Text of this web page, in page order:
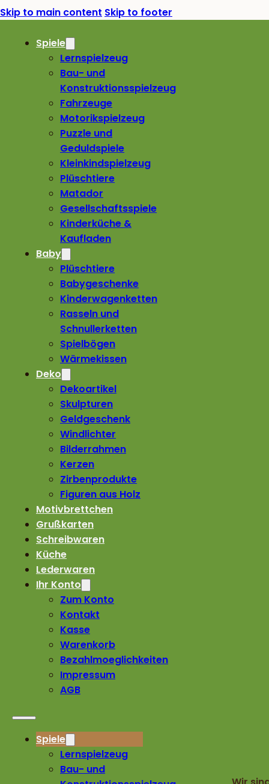
Skip to main content Skip to footer
Spiele
Lernspielzeug
Bau- und
Konstruktionsspielzeug
Fahrzeuge
Motorikspielzeug
Puzzle und
Geduldspiele
Kleinkindspielzeug
Plüschtiere
Matador
Gesellschaftsspiele
Kinderküche &
Kaufladen
Baby
Plüschtiere
Babygeschenke
Kinderwagenketten
Rasseln und
Schnullerketten
Spielbögen
Wärmekissen
Deko
Dekoartikel
Skulpturen
Geldgeschenk
Windlichter
Bilderrahmen
Kerzen
Zirbenprodukte
Figuren aus Holz
Motivbrettchen
Grußkarten
Schreibwaren
Küche
Lederwaren
Ihr Konto
Zum Konto
Kontakt
Kasse
Warenkorb
Bezahlmoeglichkeiten
Impressum
AGB
Spiele
Lernspielzeug
Bau- und